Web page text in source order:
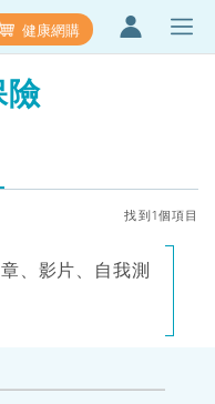
健康網購
險
找到1個項目
、影片、自我測